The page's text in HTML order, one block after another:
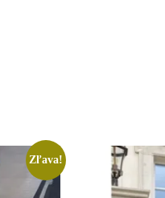
Zľava!